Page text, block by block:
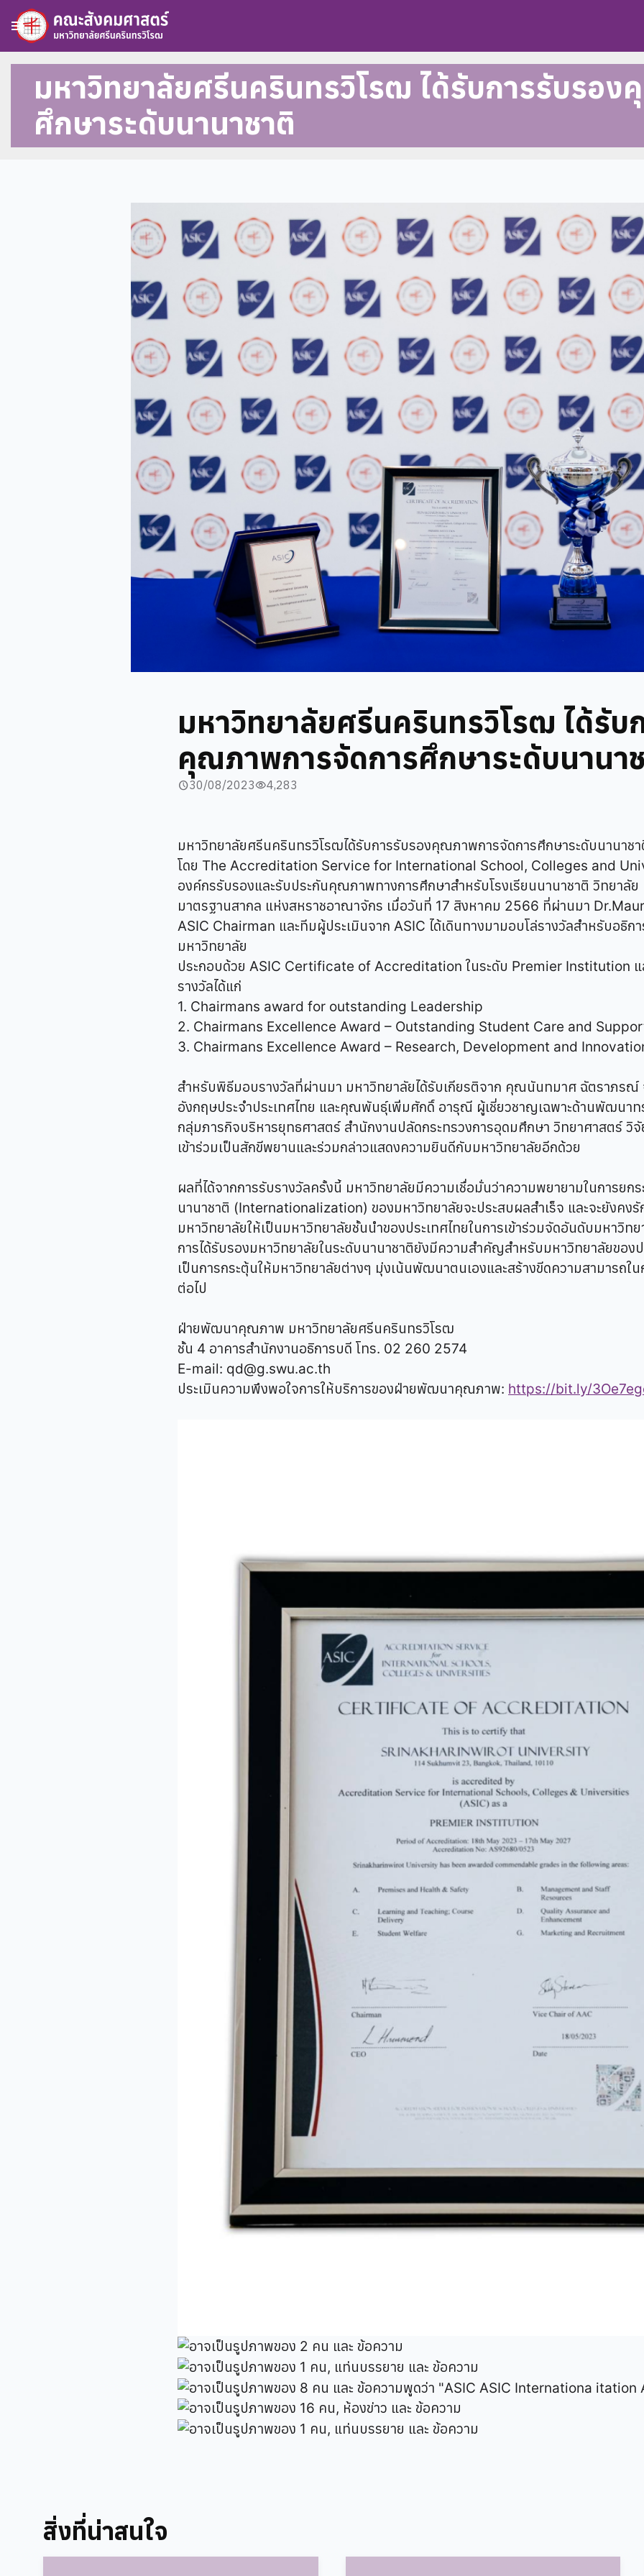
menu
มหาวิทยาลัยศรีนครินทรวิโรฒ ได้รับการรับรอ
ศึกษาระดับนานาชาติ
มหาวิทยาลัยศรีนครินทรวิโรฒ ได้รับ
คุณภาพการจัดการศึกษาระดับนานา
schedule30/08/2023visibility4,283
มหาวิทยาลัยศรีนครินทรวิโรฒได้รับการรับรองคุณภาพการจัดการศึกษาระดับนานาช
โดย The Accreditation Service for International School, Colleges and
องค์กรรับรองและรับประกันคุณภาพทางการศึกษาสำหรับโรงเรียนนานาชาติ วิทยาลั
มาตรฐานสากล แห่งสหราชอาณาจักร เมื่อวันที่ 17 สิงหาคม 2566 ที่ผ่านมา
ASIC Chairman และทีมผู้ประเมินจาก ASIC ได้เดินทางมามอบโล่รางวัลสำหรับอธิก
มหาวิทยาลัย
ประกอบด้วย ASIC Certificate of Accreditation ในระดับ Premier Institution แ
รางวัลได้แก่
1. Chairmans award for outstanding Leadership
2. Chairmans Excellence Award – Outstanding Student Care and
3. Chairmans Excellence Award – Research, Development and
สำหรับพิธีมอบรางวัลที่ผ่านมา มหาวิทยาลัยได้รับเกียรติจาก คุณนันทมาศ ฉัตราภรณ์
อังกฤษประจำประเทศไทย และคุณพันธุ์เพิ่มศักดิ์ อารุณี ผู้เชี่ยวชาญเฉพาะด้านพัฒนา
กลุ่มภารกิจบริหารยุทธศาสตร์ สำนักงานปลัดกระทรวงการอุดมศึกษา วิทยาศาสตร์ วิ
เข้าร่วมเป็นสักขีพยานและร่วมกล่าวแสดงความยินดีกับมหาวิทยาลัยอีกด้วย
ผลที่ได้จากการรับรางวัลครั้งนี้ มหาวิทยาลัยมีความเชื่อมั่นว่าความพยายามในการยก
นานาชาติ (Internationalization) ของมหาวิทยาลัยจะประสบผลสำเร็จ และจะยังคงรั
มหาวิทยาลัยให้เป็นมหาวิทยาลัยชั้นนำของประเทศไทยในการเข้าร่วมจัดอันดับมหาวิท
การได้รับรองมหาวิทยาลัยในระดับนานาชาติยังมีความสำคัญสำหรับมหาวิทยาลัยของป
เป็นการกระตุ้นให้มหาวิทยาลัยต่างๆ มุ่งเน้นพัฒนาตนเองและสร้างขีดความสามารถใ
ต่อไป
ฝ่ายพัฒนาคุณภาพ มหาวิทยาลัยศรีนครินทรวิโรฒ
ชั้น 4 อาคารสำนักงานอธิการบดี โทร. 02 260 2574
E-mail: qd@g.swu.ac.th
ประเมินความพึงพอใจการให้บริการของฝ่ายพัฒนาคุณภาพ: https://bit.ly/
สิ่งที่น่าสนใจ